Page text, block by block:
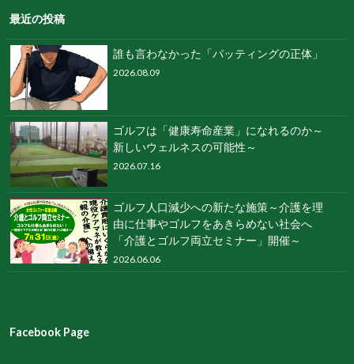
最近の投稿
誰も⾔わなかった「パッティングの正体」
2026.08.09
ゴルフは「健康寿命産業」になれるのか～
新しいウェルネスの可能性～
2026.07.16
ゴルフ人口減少への新たな施策～介護を理
由に仕事やゴルフをあきらめない社会へ
「介護とゴルフ両立セミナー」開催～
2026.06.06
Facebook Page